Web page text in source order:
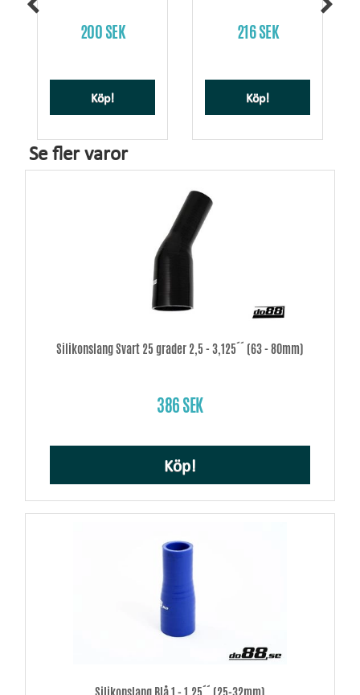
200 SEK
Köp!
216 SEK
Köp!
Se fler varor
Silikonslang Svart 25 grader 2,5 - 3,125´´ (63 - 80mm)
386 SEK
Köp!